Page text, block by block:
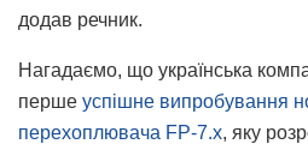
додав речник.
Нагадаємо, що українська
перше успішне випробування
перехоплювача FP-7.x, яку